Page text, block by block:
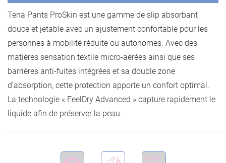
Tena Pants ProSkin est une gamme de slip absorbant
douce et jetable avec un ajustement confortable pour les
personnes à mobilité réduite ou autonomes. Avec des
matières sensation textile micro-aérées ainsi que ses
barrières anti-fuites intégrées et sa double zone
d’absorption, cette protection apporte un confort optimal.
La technologie « FeelDry Advanced » capture rapidement le
liquide afin de préserver la peau.